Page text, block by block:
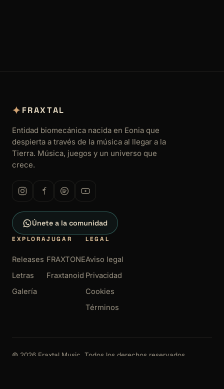
✦ FRAXTAL
Entidad biomecánica nacida en Eonia que
despierta a través de la música al llegar a la
Tierra. Música, juegos y un universo que
crece.
Únete a la comunidad
EXPLORA
Releases
Letras
Galería
JUGAR
FRAXTONE
Fraxtanoid
LEGAL
Aviso legal
Privacidad
Cookies
Términos
© 2026 Fraxtal Music. Todos los derechos reservados.